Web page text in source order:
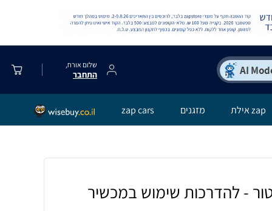
שלום אורח,
התחבר
zap אילת מזגנים zap cars
- להדרכות שימוש במכשיר